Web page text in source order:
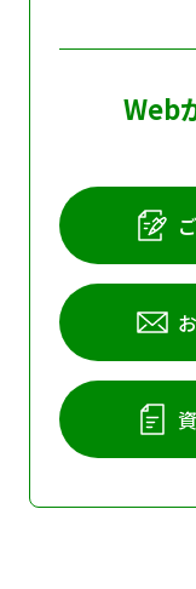
Web